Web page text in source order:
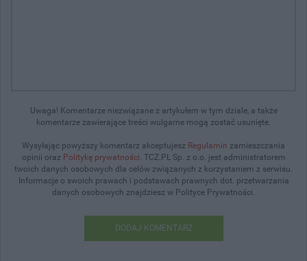
Uwaga! Komentarze niezwiązane z artykułem w tym dziale, a także
komentarze zawierające treści wulgarne mogą zostać usunięte.
Wysyłając powyższy komentarz akceptujesz Regulamin zamieszczania
opinii oraz Politykę prywatności. TCZ.PL Sp. z o.o. jest administratorem
twoich danych osobowych dla celów związanych z korzystaniem z serwisu.
Informacje o swoich prawach i podstawach prawnych dot. przetwarzania
danych osobowych znajdziesz w Polityce Prywatności.
DODAJ KOMENTARZ